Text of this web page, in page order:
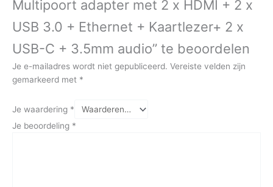
Multipoort adapter met 2 x HDMI + 2 x
USB 3.0 + Ethernet + Kaartlezer+ 2 x
USB-C + 3.5mm audio” te beoordelen
Je e-mailadres wordt niet gepubliceerd. Vereiste velden zijn
gemarkeerd met *
Je waardering *
Je beoordeling *